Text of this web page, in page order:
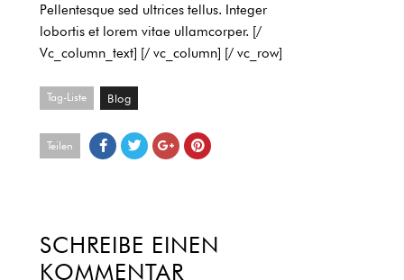
Pellentesque sed ultrices tellus. Integer
lobortis et lorem vitae ullamcorper. [/
Vc_column_text] [/ vc_column] [/ vc_row]
Tag-Liste Blog
Teilen
SCHREIBE EINEN
KOMMENTAR